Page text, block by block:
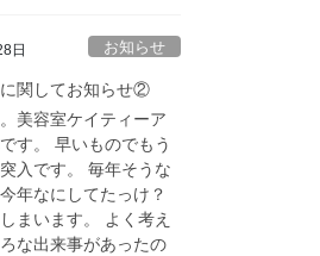
日 お知らせ
関してお知らせ②
美容室ケイティーア
す。 早いものでもう
入です。 毎年そうな
年なにしてたっけ？
まいます。 よく考え
な出来事があったの